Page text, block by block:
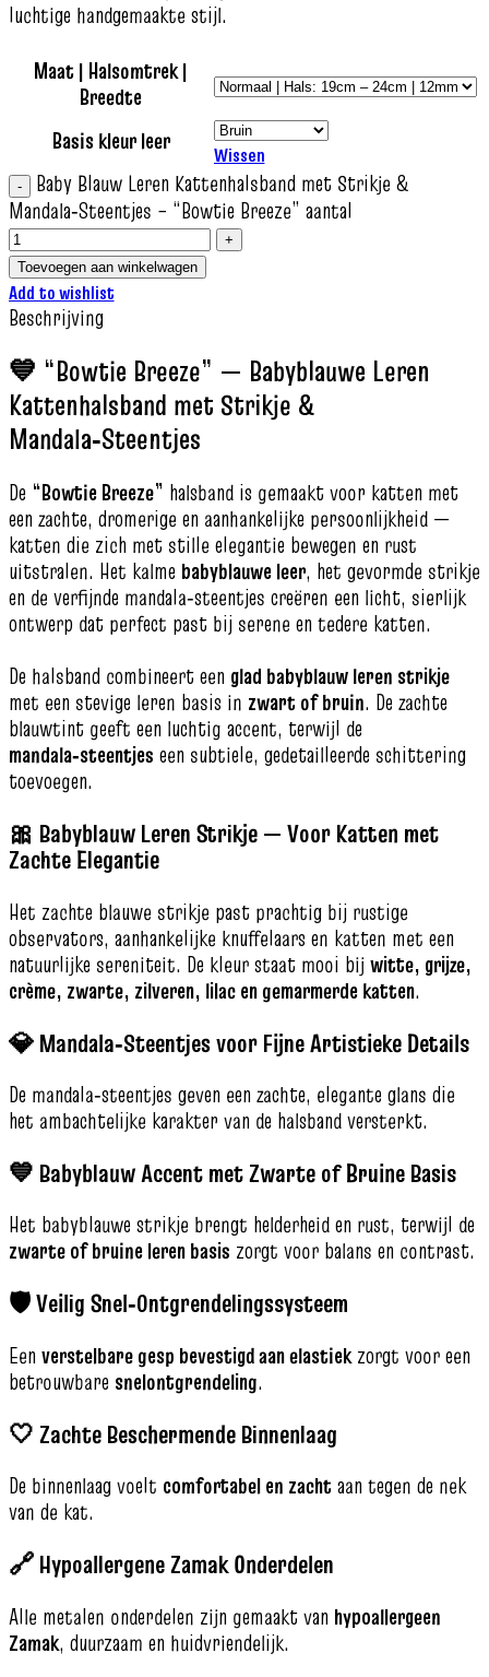
luchtige handgemaakte stijl.
Maat | Halsomtrek |
Breedte
Basis kleur leer
Wissen
Baby Blauw Leren Kattenhalsband met Strikje &
Mandala‑Steentjes – “Bowtie Breeze” aantal
Toevoegen aan winkelwagen
Add to wishlist
Beschrijving
💙 “Bowtie Breeze” — Babyblauwe Leren
Kattenhalsband met Strikje &
Mandala‑Steentjes
De “Bowtie Breeze” halsband is gemaakt voor katten met
een zachte, dromerige en aanhankelijke persoonlijkheid —
katten die zich met stille elegantie bewegen en rust
uitstralen. Het kalme babyblauwe leer, het gevormde strikje
en de verfijnde mandala‑steentjes creëren een licht, sierlijk
ontwerp dat perfect past bij serene en tedere katten.
De halsband combineert een glad babyblauw leren strikje
met een stevige leren basis in zwart of bruin. De zachte
blauwtint geeft een luchtig accent, terwijl de
mandala‑steentjes een subtiele, gedetailleerde schittering
toevoegen.
🎀 Babyblauw Leren Strikje — Voor Katten met
Zachte Elegantie
Het zachte blauwe strikje past prachtig bij rustige
observators, aanhankelijke knuffelaars en katten met een
natuurlijke sereniteit. De kleur staat mooi bij witte, grijze,
crème, zwarte, zilveren, lilac en gemarmerde katten.
💎 Mandala‑Steentjes voor Fijne Artistieke Details
De mandala‑steentjes geven een zachte, elegante glans die
het ambachtelijke karakter van de halsband versterkt.
💙 Babyblauw Accent met Zwarte of Bruine Basis
Het babyblauwe strikje brengt helderheid en rust, terwijl de
zwarte of bruine leren basis zorgt voor balans en contrast.
🛡️ Veilig Snel‑Ontgrendelingssysteem
Een verstelbare gesp bevestigd aan elastiekzorgt voor een
betrouwbare snelontgrendeling.
🤍 Zachte Beschermende Binnenlaag
De binnenlaag voelt comfortabel en zachtaan tegen de nek
van de kat.
🔗 Hypoallergene Zamak Onderdelen
Alle metalen onderdelen zijn gemaakt van hypoallergeen
Zamak, duurzaam en huidvriendelijk.